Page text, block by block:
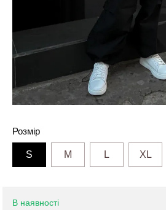
Розмір
S M L XL
В наявності